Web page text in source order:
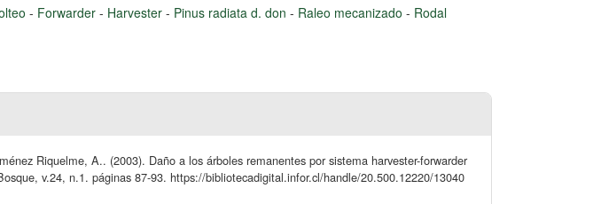
- Forwarder - Harvester - Pinus radiata d. don - Raleo mecanizado - Rodal
Riquelme, A.. (2003). Daño a los árboles remanentes por sistema harvester-forwarder
v.24, n.1. páginas 87-93. https://bibliotecadigital.infor.cl/handle/20.500.12220/13040